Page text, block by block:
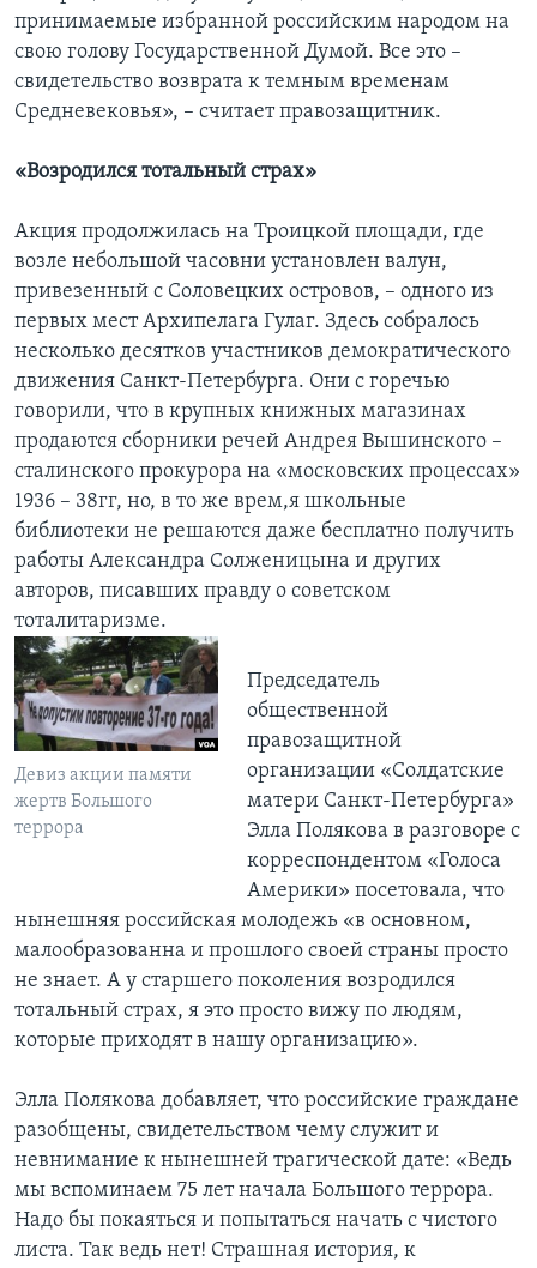
принимаемые избранной российским народом на
свою голову Государственной Думой. Все это –
свидетельство возврата к темным временам
Средневековья», – считает правозащитник.
«Возродился тотальный страх»
Акция продолжилась на Троицкой площади, где
возле небольшой часовни установлен валун,
привезенный с Соловецких островов, – одного из
первых мест Архипелага Гулаг. Здесь собралось
несколько десятков участников демократического
движения Санкт-Петербурга. Они с горечью
говорили, что в крупных книжных магазинах
продаются сборники речей Андрея Вышинского –
сталинского прокурора на «московских процессах»
1936 – 38гг, но, в то же врем,я школьные
библиотеки не решаются даже бесплатно получить
работы Александра Солженицына и других
авторов, писавших правду о советском
тоталитаризме.
Девиз акции памяти
жертв Большого
террора
Председатель
общественной
правозащитной
организации «Солдатские
матери Санкт-Петербурга»
Элла Полякова в разговоре с
корреспондентом «Голоса
Америки» посетовала, что
нынешняя российская молодежь «в основном,
малообразованна и прошлого своей страны просто
не знает. А у старшего поколения возродился
тотальный страх, я это просто вижу по людям,
которые приходят в нашу организацию».
Элла Полякова добавляет, что российские граждане
разобщены, свидетельством чему служит и
невнимание к нынешней трагической дате: «Ведь
мы вспоминаем 75 лет начала Большого террора.
Надо бы покаяться и попытаться начать с чистого
листа. Так ведь нет! Страшная история, к